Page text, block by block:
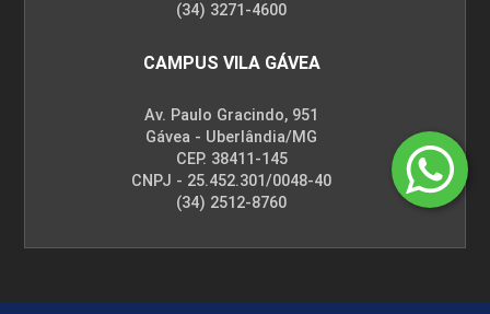
GESTÃO LOGÍSTICA
(34) 3271-4600
CAMPUS VILA GÁVEA
Av. Paulo Gracindo, 951
Gávea - Uberlândia/MG
CEP. 38411-145
CNPJ - 25.452.301/0048-40
(34) 2512-8760